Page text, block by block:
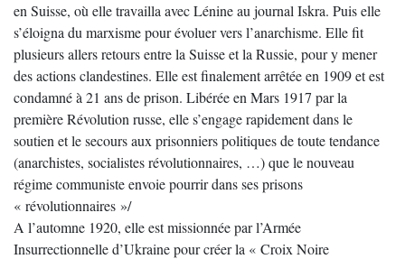
en Suisse, où elle travailla avec Lénine au journal Iskra. Puis elle
s’éloigna du marxisme pour évoluer vers l’anarchisme. Elle fit
plusieurs allers retours entre la Suisse et la Russie, pour y mener
des actions clandestines. Elle est finalement arrêtée en 1909 et est
condamné à 21 ans de prison. Libérée en Mars 1917 par la
première Révolution russe, elle s’engage rapidement dans le
soutien et le secours aux prisonniers politiques de toute tendance
(anarchistes, socialistes révolutionnaires, …) que le nouveau
régime communiste envoie pourrir dans ses prisons
« révolutionnaires »/
A l’automne 1920, elle est missionnée par l’Armée
Insurrectionnelle d’Ukraine pour créer la « Croix Noire